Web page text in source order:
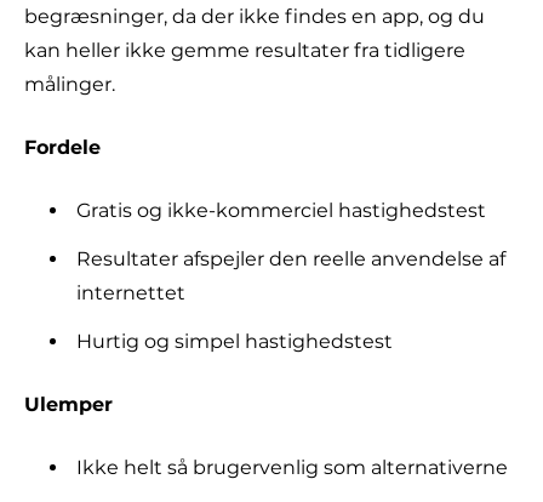
begræsninger, da der ikke findes en app, og du
kan heller ikke gemme resultater fra tidligere
målinger.
Fordele
Gratis og ikke-kommerciel hastighedstest
Resultater afspejler den reelle anvendelse af
internettet
Hurtig og simpel hastighedstest
Ulemper
Ikke helt så brugervenlig som alternativerne